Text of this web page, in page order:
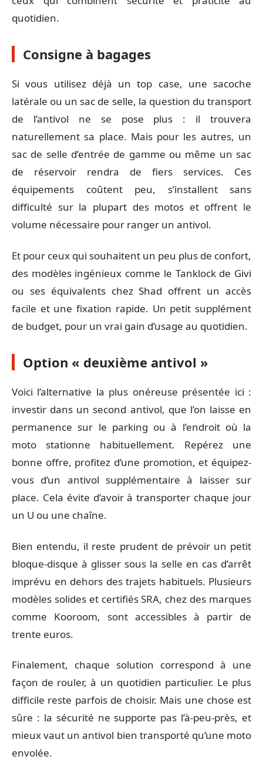
quotidien.
Consigne à bagages
Si vous utilisez déjà un top case, une sacoche
latérale ou un sac de selle, la question du transport
de l’antivol ne se pose plus : il trouvera
naturellement sa place. Mais pour les autres, un
sac de selle d’entrée de gamme ou même un sac
de réservoir rendra de fiers services. Ces
équipements coûtent peu, s’installent sans
difficulté sur la plupart des motos et offrent le
volume nécessaire pour ranger un antivol.
Et pour ceux qui souhaitent un peu plus de confort,
des modèles ingénieux comme le Tanklock de Givi
ou ses équivalents chez Shad offrent un accès
facile et une fixation rapide. Un petit supplément
de budget, pour un vrai gain d’usage au quotidien.
Option « deuxième antivol »
Voici l’alternative la plus onéreuse présentée ici :
investir dans un second antivol, que l’on laisse en
permanence sur le parking ou à l’endroit où la
moto stationne habituellement. Repérez une
bonne offre, profitez d’une promotion, et équipez-
vous d’un antivol supplémentaire à laisser sur
place. Cela évite d’avoir à transporter chaque jour
un U ou une chaîne.
Bien entendu, il reste prudent de prévoir un petit
bloque-disque à glisser sous la selle en cas d’arrêt
imprévu en dehors des trajets habituels. Plusieurs
modèles solides et certifiés SRA, chez des marques
comme Kooroom, sont accessibles à partir de
trente euros.
Finalement, chaque solution correspond à une
façon de rouler, à un quotidien particulier. Le plus
difficile reste parfois de choisir. Mais une chose est
sûre : la sécurité ne supporte pas l’à-peu-près, et
mieux vaut un antivol bien transporté qu’une moto
envolée.